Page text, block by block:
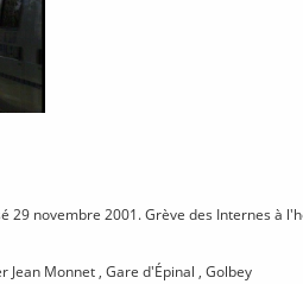
29 novembre 2001. Grève des Internes à
Jean Monnet , Gare d'Épinal , Golbey